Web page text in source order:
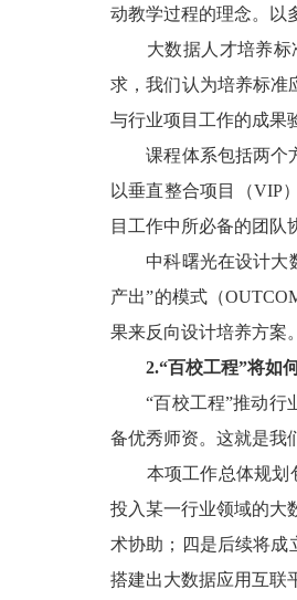
动教学过程的理念。以
大数据人才培养标准
求，我们认为培养标准
与行业项目工作的成果
课程体系包括两个方
以垂直整合项目（VIP
目工作中所必备的团队
中科曙光在设计大数
产出”的模式（
果来反向设计培养方案。
2.“百校工程”将如
“百校工程”推动行业
备优秀师资。这就是我
本项工作总体规划包
投入某一行业领域的大
术协助；四是后续将成
搭建出大数据应用互联